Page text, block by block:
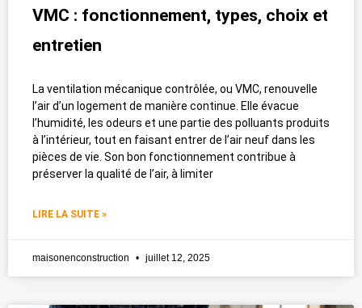
VMC : fonctionnement, types, choix et
entretien
La ventilation mécanique contrôlée, ou VMC, renouvelle
l’air d’un logement de manière continue. Elle évacue
l’humidité, les odeurs et une partie des polluants produits
à l’intérieur, tout en faisant entrer de l’air neuf dans les
pièces de vie. Son bon fonctionnement contribue à
préserver la qualité de l’air, à limiter
LIRE LA SUITE »
maisonenconstruction juillet 12, 2025